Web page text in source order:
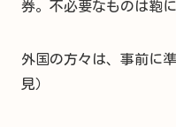
券。不必要なものは鞄
外国の方々は、事前に
見）